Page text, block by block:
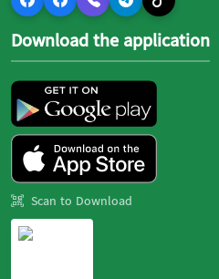
Download the application
Scan to Download